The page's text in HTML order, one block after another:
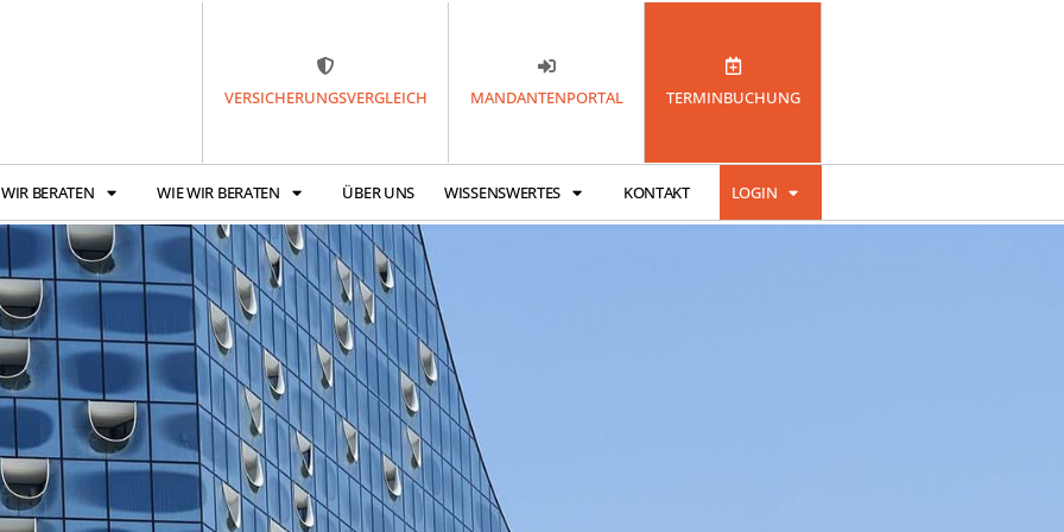
VERSICHERUNGSVERGLEICH MANDANTENPORTAL TERMINBUCHUNG
BERATEN WIE WIR BERATEN ÜBER UNS WISSENSWERTES KONTAKT LOGIN